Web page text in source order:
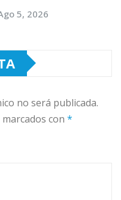
5, 2026
no será publicada.
con *